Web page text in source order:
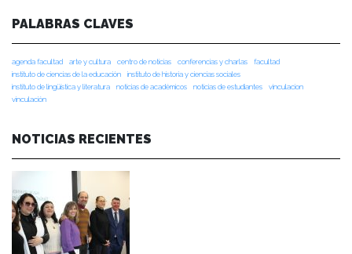
PALABRAS CLAVES
agenda facultad arte y cultura centro de noticias conferencias y charlas
facultad
instituto de ciencias de la educación
instituto de historia y ciencias sociales
instituto de lingüística y literatura
noticias de académicos noticias de estudiantes
vinculacion
vinculación
NOTICIAS RECIENTES